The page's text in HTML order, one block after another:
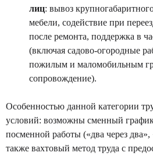
лиц: вывоз
мебели, содействие при
после ремонта, поддержка в
(включая садово-огородные
пожилым и маломобильным
сопровождение).
Особенностью данной категории
условий: возможны сменный
посменной работы («два через два»,
также вахтовый метод труда с